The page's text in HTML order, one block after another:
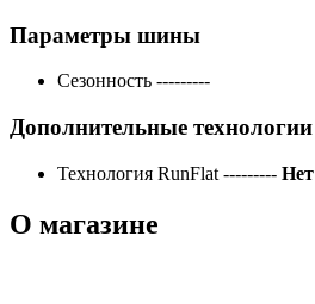
Параметры шины
Сезонность ---------
Дополнительные технологии
Технология RunFlat --------- Нет
О магазине